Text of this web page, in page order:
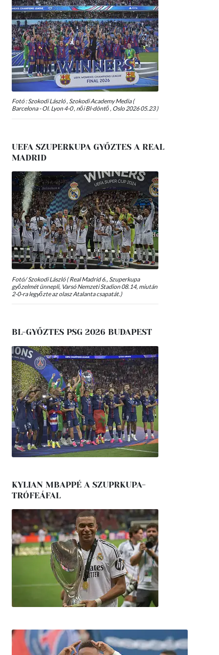
Fotó : Szokodi László , Szokodi Academy Media (
Barcelona - Ol. Lyon 4-0 , női Bl-döntő , Oslo 2026 05.23 )
UEFA SZUPERKUPA GYŐZTES A REAL
MADRID
Fotó/ Szokodi László ( Real Madrid 6., Szuperkupa
győzelmét ünnepli, Varsó Nemzeti Stadion 08.14, miután
2-0-ra legyőzte az olasz Atalanta csapatát.)
BL-GYŐZTES PSG 2026 BUDAPEST
KYLIAN MBAPPÉ A SZUPRKUPA-
TRÓFEÁFAL